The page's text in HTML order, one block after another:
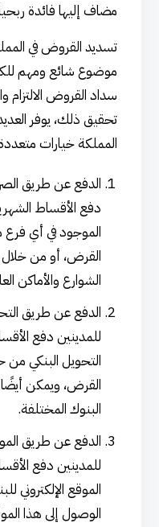
مضاف إليها فائدة
تسديد القروض في
موضوع شائع ومهم
سداد القروض الالتزام
تحقيق ذلك، يوفر
المملكة خيارات
الدفع عن طريق
دفع الأقساط
الموجود في أي فرع
القرض، أو من خلال
الشوارع والأماكن
الدفع عن طريق
للمدينين دفع
التحويل البنكي
القرض، ويمكن
البنوك المختلفة.
الدفع عن طريق
للمدينين دفع
الموقع الإلكتروني
الوصول إلى هذا